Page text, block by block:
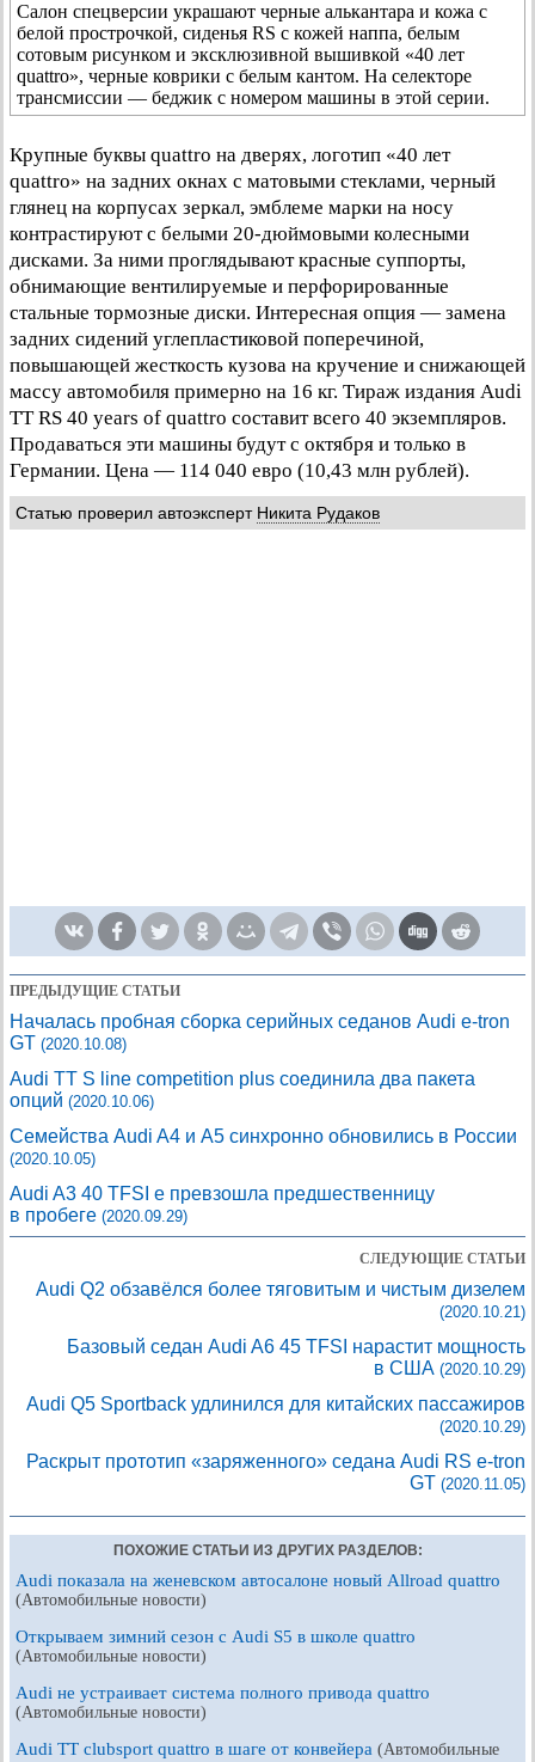
Салон спецверсии украшают черные алькантара и кожа с
белой прострочкой, сиденья RS с кожей наппа, белым
сотовым рисунком и эксклюзивной вышивкой «40 лет
quattro», черные коврики с белым кантом. На селекторе
трансмиссии — беджик с номером машины в этой серии.
Крупные буквы quattro на дверях, логотип «40 лет
quattro» на задних окнах с матовыми стеклами, черный
глянец на корпусах зеркал, эмблеме марки на носу
контрастируют с белыми 20-дюймовыми колесными
дисками. За ними проглядывают красные суппорты,
обнимающие вентилируемые и перфорированные
стальные тормозные диски. Интересная опция — замена
задних сидений углепластиковой поперечиной,
повышающей жесткость кузова на кручение и снижающей
массу автомобиля примерно на 16 кг. Тираж издания Audi
TT RS 40 years of quattro составит всего 40 экземпляров.
Продаваться эти машины будут с октября и только в
Германии. Цена — 114 040 евро (10,43 млн рублей).
Статью проверил автоэксперт Никита Рудаков
ПРЕДЫДУЩИЕ СТАТЬИ
Началась пробная сборка серийных седанов Audi e-tron
GT (2020.10.08)
Audi TT S line competition plus соединила два пакета
опций (2020.10.06)
Семейства Audi A4 и A5 синхронно обновились в России
(2020.10.05)
Audi A3 40 TFSI e превзошла предшественницу
в пробеге (2020.09.29)
СЛЕДУЮЩИЕ СТАТЬИ
Audi Q2 обзавёлся более тяговитым и чистым дизелем
(2020.10.21)
Базовый седан Audi A6 45 TFSI нарастит мощность
в США (2020.10.29)
Audi Q5 Sportback удлинился для китайских пассажиров
(2020.10.29)
Раскрыт прототип «заряженного» седана Audi RS e-tron
GT (2020.11.05)
ПОХОЖИЕ СТАТЬИ ИЗ ДРУГИХ РАЗДЕЛОВ:
Audi показала на женевском автосалоне новый Allroad quattro
(Автомобильные новости)
Открываем зимний сезон с Audi S5 в школе quattro
(Автомобильные новости)
Audi не устраивает система полного привода quattro
(Автомобильные новости)
Audi TT clubsport quattro в шаге от конвейера (Автомобильные